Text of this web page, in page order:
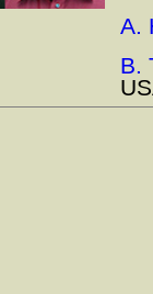
A.
B.